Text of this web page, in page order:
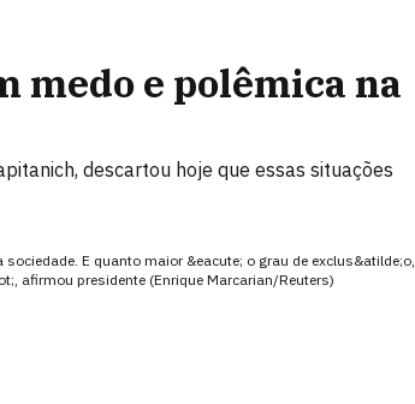
medo e polêmica na
descartou hoje que essas situações
E quanto maior &eacute; o grau de exclus&atilde;o,
afirmou presidente (Enrique Marcarian/Reuters)